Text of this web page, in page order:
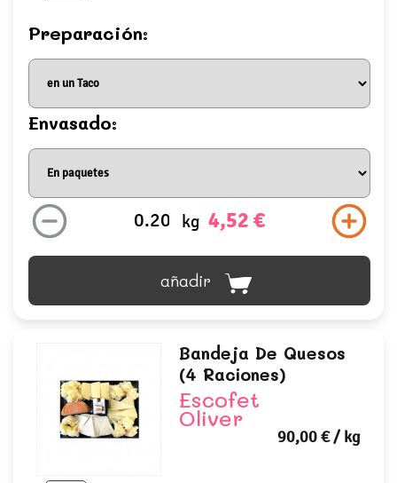
Preparación:
Envasado:
kg 4,52 €
añadir
Bandeja De Quesos
(4 Raciones)
Escofet
Oliver
90,00 €/ kg